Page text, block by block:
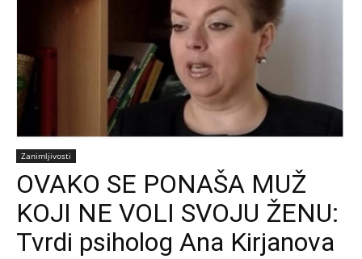
Zanimljivosti
OVAKO SE PONAŠA MUŽ
KOJI NE VOLI SVOJU ŽENU:
Tvrdi psiholog Ana Kirjanova